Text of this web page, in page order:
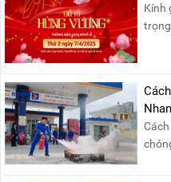
Kính
07/
cháy